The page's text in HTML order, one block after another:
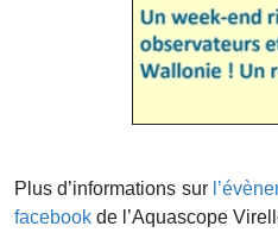
Plus d’informations sur
facebook de l’Aquascope